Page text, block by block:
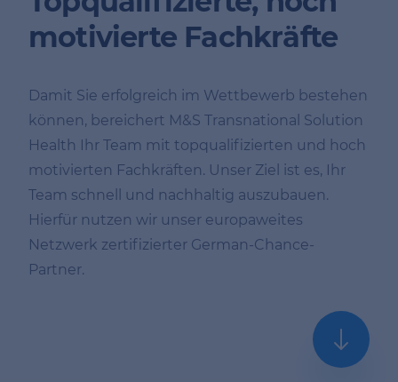
motivierte Fachkräfte
Damit Sie erfolgreich im Wettbewerb bestehen
können, bereichert M&S Transnational Solution
Health Ihr Team mit topqualifizierten und hoch
motivierten Fachkräften. Unser Ziel ist es, Ihr
Team schnell und nachhaltig auszubauen.
Hierfür nutzen wir unser europaweites
Netzwerk zertifizierter German-Chance-
Partner.